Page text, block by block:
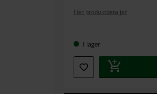
Fler produktdetaljer
Välj
din
storlek
I lager